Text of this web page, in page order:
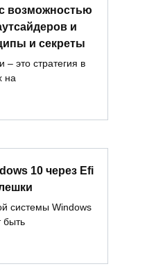
возможностью
и
и секреты
– это стратегия в
на
10 через Efi
системы Windows
быть